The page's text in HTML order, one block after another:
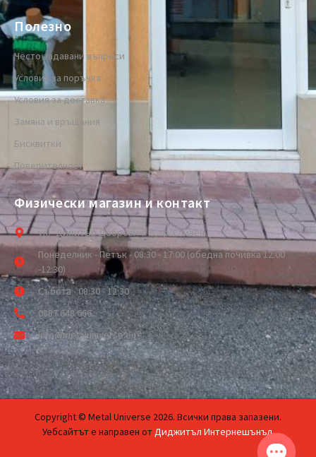
Полезно
Често задавани въпроси
Условия за поръчка
Условия за доставка
Замяна и връщания
Бисквитки
Поверителност
Физически магазин и контакт
ул. "Димитър Добрович" 6, гр. Сливен
Понеделник - Петък - 08:30 - 17:00 (обедна почивка 12:00
-12:30)
Събота - 08:30 - 12:30
0887 648 666
info@metaluniverse.eu
Copyright © Metal Universe 2026. Всички права запазени.
Уебсайтът е направен отДиджитъл Интернешънъл.